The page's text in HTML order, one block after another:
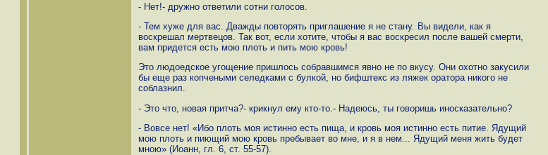
- Нет!- дружно ответили сотни голосов.
- Тем хуже для вас. Дважды повторять приглашение я не стану. Вы видели, как я
воскрешал мертвецов. Так вот, если хотите, чтобы я вас воскресил после вашей смерти,
вам придется есть мою плоть и пить мою кровь!
Это людоедское угощение пришлось собравшимся явно не по вкусу. Они охотно закусили
бы еще раз копчеными селедками с булкой, но бифштекс из ляжек оратора никого не
соблазнил.
- Это что, новая притча?- крикнул ему кто-то.- Надеюсь, ты говоришь иносказательно?
- Вовсе нет! «Ибо плоть моя истинно есть пища, и кровь моя истинно есть питие. Ядущий
мою плоть и пиющий мою кровь пребывает во мне, и я в нем... Ядущий меня жить будет
мною» (Иоанн, гл. 6, ст. 55-57).